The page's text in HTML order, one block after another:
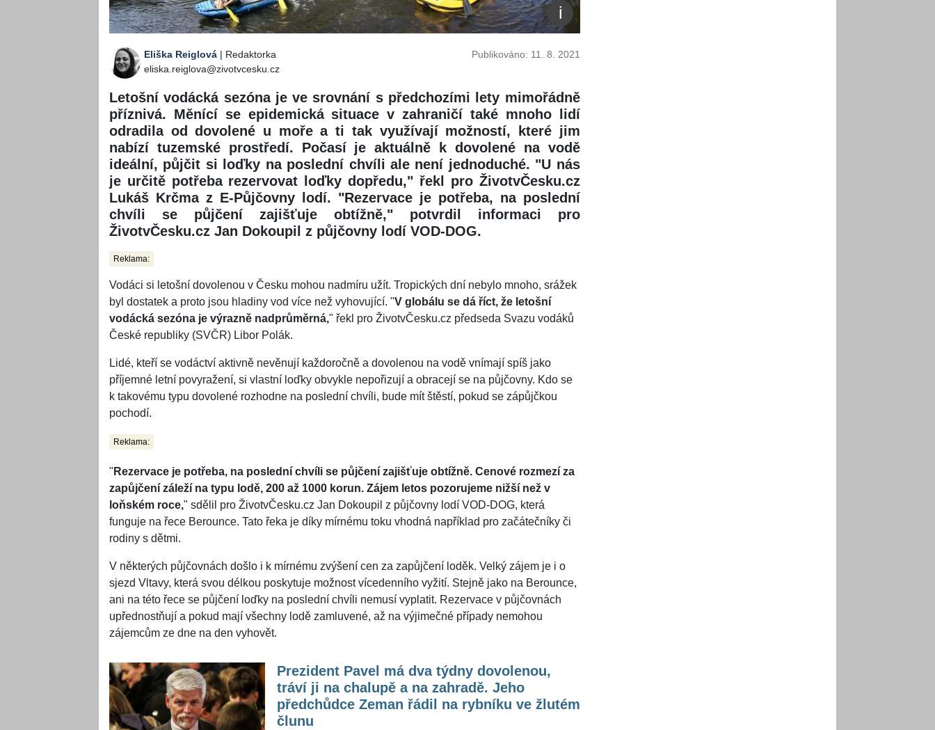
Eliška Reiglová | Redaktorka
eliska.reiglova@zivotvcesku.cz
Publikováno: 11. 8. 2021
Letošní vodácká sezóna je ve srovnání s předchozími lety mimořádně
příznivá. Měnící se epidemická situace v zahraničí také mnoho lidí
odradila od dovolené u moře a ti tak využívají možností, které jim
nabízí tuzemské prostředí. Počasí je aktuálně k dovolené na vodě
ideální, půjčit si loďky na poslední chvíli ale není jednoduché. "U nás
je určitě potřeba rezervovat loďky dopředu," řekl pro ŽivotvČesku.cz
Lukáš Krčma z E-Půjčovny lodí. "Rezervace je potřeba, na poslední
chvíli se půjčení zajišťuje obtížně," potvrdil informaci pro
ŽivotvČesku.cz Jan Dokoupil z půjčovny lodí VOD-DOG.
Reklama:
Vodáci si letošní dovolenou v Česku mohou nadmíru užít. Tropických dní nebylo mnoho, srážek
byl dostatek a proto jsou hladiny vod více než vyhovující. "V globálu se dá říct, že letošní
vodácká sezóna je výrazně nadprůměrná," řekl pro ŽivotvČesku.cz předseda Svazu vodáků
České republiky (SVČR) Libor Polák.
Lidé, kteří se vodáctví aktivně nevěnují každoročně a dovolenou na vodě vnímají spíš jako
příjemné letní povyražení, si vlastní loďky obvykle nepořizují a obracejí se na půjčovny. Kdo se
k takovému typu dovolené rozhodne na poslední chvíli, bude mít štěstí, pokud se zápůjčkou
pochodí.
Reklama:
" Rezervace je potřeba, na poslední chvíli se půjčení zajišťuje obtížně. Cenové rozmezí za
zapůjčení záleží na typu lodě, 200 až 1000 korun. Zájem letos pozorujeme nižší než v
loňském roce," sdělil pro ŽivotvČesku.cz Jan Dokoupil z půjčovny lodí VOD-DOG, která
funguje na řece Berounce. Tato řeka je díky mírnému toku vhodná například pro začátečníky či
rodiny s dětmi.
V některých půjčovnách došlo i k mírnému zvýšení cen za zapůjčení loděk. Velký zájem je i o
sjezd Vltavy, která svou délkou poskytuje možnost vícedenního vyžití. Stejně jako na Berounce,
ani na této řece se půjčení loďky na poslední chvíli nemusí vyplatit. Rezervace v půjčovnách
upřednostňují a pokud mají všechny lodě zamluvené, až na výjimečné případy nemohou
zájemcům ze dne na den vyhovět.
Prezident Pavel má dva týdny dovolenou,
tráví ji na chalupě a na zahradě. Jeho
předchůdce Zeman řádil na rybníku ve žlutém
člunu